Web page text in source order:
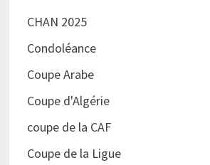
CHAN 2025
Condoléance
Coupe Arabe
Coupe d'Algérie
coupe de la CAF
Coupe de la Ligue